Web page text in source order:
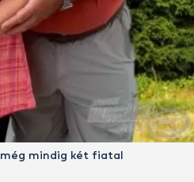
mindig két fiatal